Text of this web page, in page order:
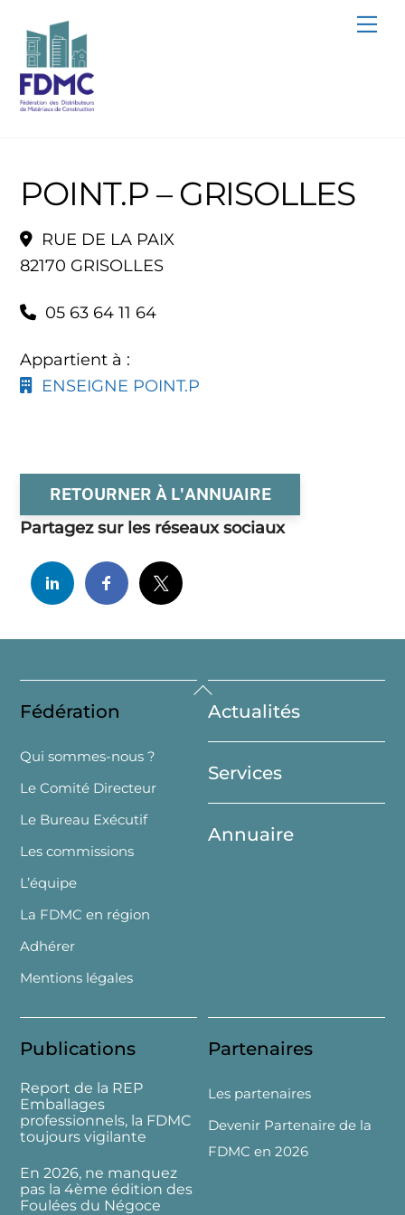
content
POINT.P – GRISOLLES
RUE DE LA PAIX
82170 GRISOLLES
05 63 64 11 64
Appartient à :
ENSEIGNE POINT.P
RETOURNER À L'ANNUAIRE
Partagez sur les réseaux sociaux
Back
To
Top
Fédération
Qui sommes-nous ?
Le Comité Directeur
Le Bureau Exécutif
Les commissions
L’équipe
La FDMC en région
Adhérer
Mentions légales
Actualités
Services
Annuaire
Publications
Report de la REP
Emballages
professionnels, la FDMC
toujours vigilante
En 2026, ne manquez
pas la 4ème édition des
Foulées du Négoce
Partenaires
Les partenaires
Devenir Partenaire de la
FDMC en 2026